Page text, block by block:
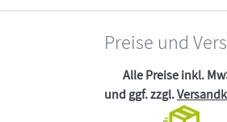
Preise und
Alle Preise inkl.
und ggf. zzgl.